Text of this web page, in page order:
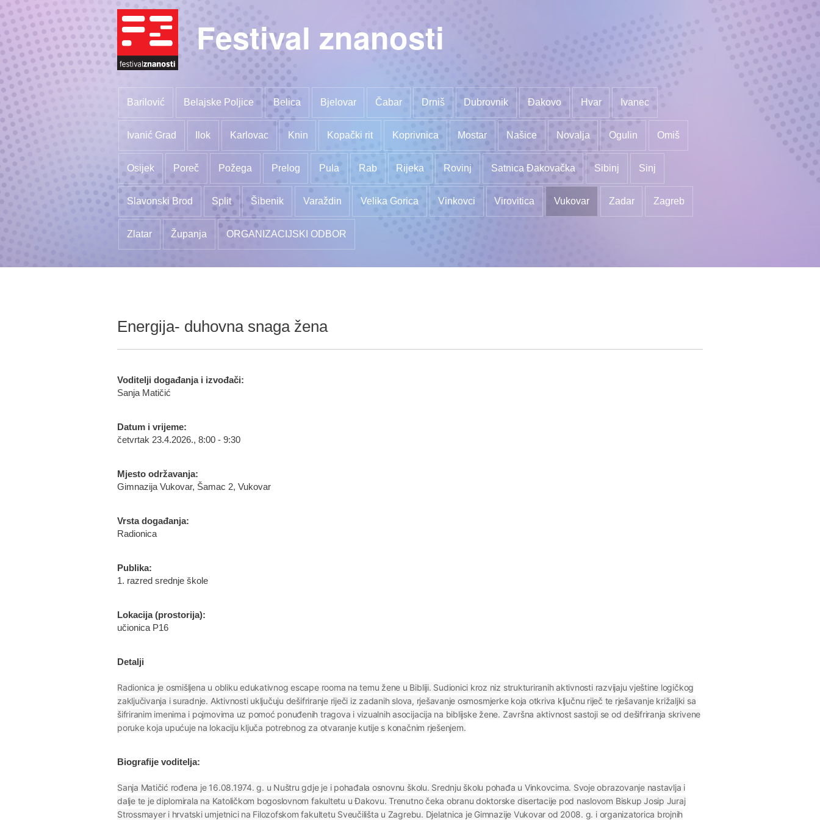
Festival znanosti
Barilović Belajske Poljice Belica Bjelovar Čabar Drniš Dubrovnik Đakovo Hvar Ivanec
Ivanić Grad Ilok Karlovac Knin Kopački rit Koprivnica Mostar Našice Novalja Ogulin Omiš
Osijek Poreč Požega Prelog Pula Rab Rijeka Rovinj Satnica Đakovačka Sibinj Sinj
Slavonski Brod Split Šibenik Varaždin Velika Gorica Vinkovci Virovitica Vukovar Zadar Zagreb
Zlatar Županja ORGANIZACIJSKI ODBOR
Energija- duhovna snaga žena
Voditelji događanja i izvođači:
Sanja Matičić
Datum i vrijeme:
četvrtak 23.4.2026., 8:00 - 9:30
Mjesto održavanja:
Gimnazija Vukovar, Šamac 2, Vukovar
Vrsta događanja:
Radionica
Publika:
1. razred srednje škole
Lokacija (prostorija):
učionica P16
Detalji
Radionica je osmišljena u obliku edukativnog escape rooma na temu žene u Bibliji. Sudionici kroz niz strukturiranih aktivnosti razvijaju vještine logičkog
zaključivanja i suradnje. Aktivnosti uključuju dešifriranje riječi iz zadanih slova, rješavanje osmosmjerke koja otkriva ključnu riječ te rješavanje križaljki sa
šifriranim imenima i pojmovima uz pomoć ponuđenih tragova i vizualnih asocijacija na biblijske žene. Završna aktivnost sastoji se od dešifriranja skrivene
poruke koja upućuje na lokaciju ključa potrebnog za otvaranje kutije s konačnim rješenjem.
Biografije voditelja:
Sanja Matičić rođena je 16.08.1974. g. u Nuštru gdje je i pohađala osnovnu školu. Srednju školu pohađa u Vinkovcima. Svoje obrazovanje nastavlja i
dalje te je diplomirala na Katoličkom bogoslovnom fakultetu u Đakovu. Trenutno čeka obranu doktorske disertacije pod naslovom Biskup Josip Juraj
Strossmayer i hrvatski umjetnici na Filozofskom fakultetu Sveučilišta u Zagrebu. Djelatnica je Gimnazije Vukovar od 2008. g. i organizatorica brojnih